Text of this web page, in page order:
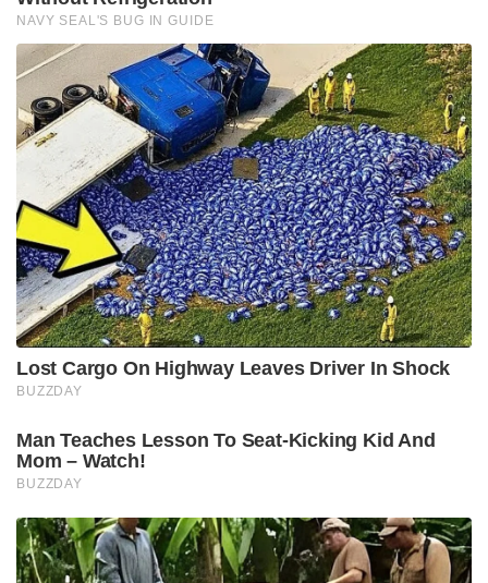
ഉഗ്രം എന്നിവയും ഇന്ത്യ തദ്ദേശീയമായി നിർമ്മിച്ച
അസാൾട്ട് റൈഫിളുകൾ ആണ്. സ്നൈപ്പർ
റൈഫിളിനും ഇന്ത്യ ജന്മം നൽകിയിട്ടുണ്ട്.
മാരകപ്രഹരശേഷിയുള്ള സാബർ ആണ് ഇന്ത്യ
തദ്ദേശീയമായി നിർമ്മിച്ച സ്നൈപ്പർ റൈഫിൾ.
Tags: gun rifles AK 47 m16